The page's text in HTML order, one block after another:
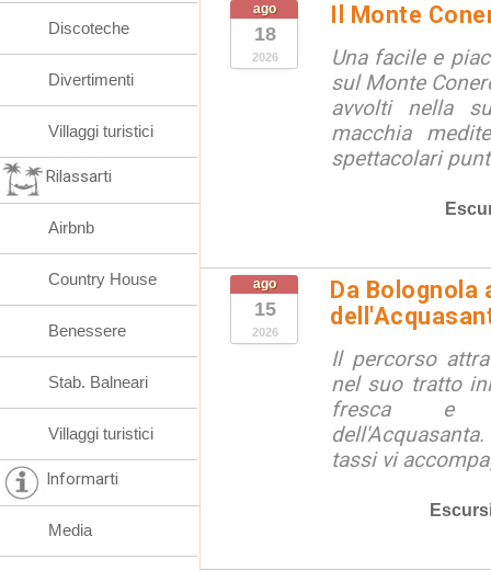
ago
18
2026
Il Monte
Una facile e
sul Monte
avvolti nella
macchia
spettacolari
ago
15
2026
Da Bolognola
Il percorso
nel suo tratto
fresca e
tassi vi
Discoteche
Divertimenti
Villaggi turistici
Rilassarti
Airbnb
Country House
Benessere
Stab. Balneari
Villaggi turistici
Informarti
Media